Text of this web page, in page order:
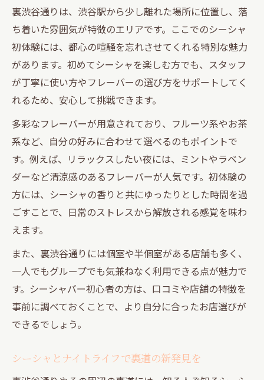
シーシャ好き必見の渋谷裏道スポット解説
裏道の個性的なシーシャ空間を楽しむコツ
ナイトライフ初心者も安心の裏道シーシャ
体験
ナイトライフ好きに贈る裏道シーシャ案内
ナイトライフ好きに裏道シーシャの魅力紹
介
裏道シーシャで静かな夜を過ごす方法とは
ナイトライフが充実するシーシャ選びの極
意
裏渋谷通りで新感覚のシーシャ体験を得る
個室空間で過ごす渋谷シーシャの魅力とは
個室で過ごす渋谷シーシャの特別な体験談
渋谷シーシャは個室空間でリラックスでき
裏道の個室シーシャでナイトライフを満喫
裏渋谷通りは、渋谷駅から少し離れた場所に位置し、落
ち着いた雰囲気が特徴のエリアです。ここでのシーシャ
初体験には、都心の喧騒を忘れさせてくれる特別な魅力
があります。初めてシーシャを楽しむ方でも、スタッフ
が丁寧に使い方やフレーバーの選び方をサポートしてく
れるため、安心して挑戦できます。
多彩なフレーバーが用意されており、フルーツ系やお茶
系など、自分の好みに合わせて選べるのもポイントで
す。例えば、リラックスしたい夜には、ミントやラベン
ダーなど清涼感のあるフレーバーが人気です。初体験の
方には、シーシャの香りと共にゆったりとした時間を過
ごすことで、日常のストレスから解放される感覚を味わ
えます。
また、裏渋谷通りには個室や半個室がある店舗も多く、
一人でもグループでも気兼ねなく利用できる点が魅力で
す。シーシャバー初心者の方は、口コミや店舗の特徴を
事前に調べておくことで、より自分に合ったお店選びが
できるでしょう。
シーシャとナイトライフで裏道の新発見を